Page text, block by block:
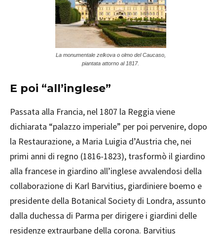
La monumentale zelkova o olmo del Caucaso,
piantata attorno al 1817.
E poi “all’inglese”
Passata alla Francia, nel 1807 la Reggia viene
dichiarata “palazzo imperiale” per poi pervenire, dopo
la Restaurazione, a Maria Luigia d’Austria che, nei
primi anni di regno (1816-1823), trasformò il giardino
alla francese in giardino all’inglese avvalendosi della
collaborazione di Karl Barvitius, giardiniere boemo e
presidente della Botanical Society di Londra, assunto
dalla duchessa di Parma per dirigere i giardini delle
residenze extraurbane della corona. Barvitius